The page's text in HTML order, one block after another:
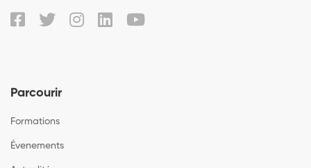
Parcourir
Formations
Évenements